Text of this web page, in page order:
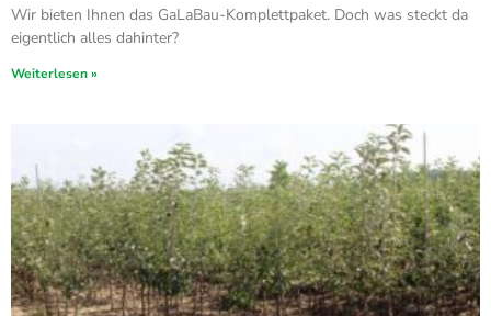
Wir bieten Ihnen das GaLaBau-Komplettpaket. Doch was steckt da
eigentlich alles dahinter?
Weiterlesen »